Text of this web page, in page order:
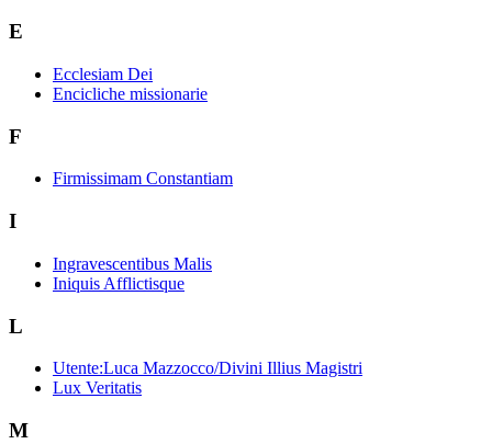
E
Ecclesiam Dei
Encicliche missionarie
F
Firmissimam Constantiam
I
Ingravescentibus Malis
Iniquis Afflictisque
L
Utente:Luca Mazzocco/Divini Illius Magistri
Lux Veritatis
M